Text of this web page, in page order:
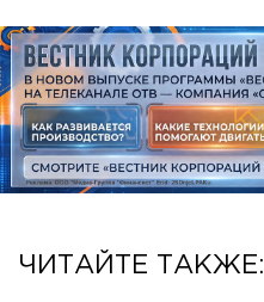
ЧИТАЙТЕ ТАКЖЕ: